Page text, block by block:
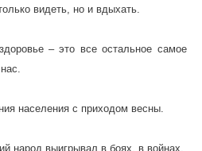
видеть, но и вдыхать.
– это все остальное самое
населения с приходом весны.
народ выигрывал в боях, в войнах.